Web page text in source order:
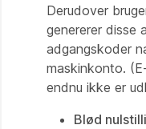
Derudover
genererer disse
adgangskoder
maskinkonto.
endnu ikke er
Blød